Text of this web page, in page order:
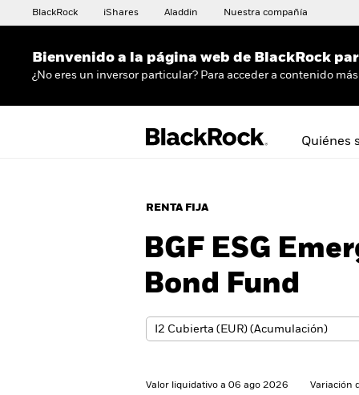
BlackRock iShares Aladdin Nuestra compañía
Bienvenido a la página web de BlackRock
¿No eres un inversor particular? Para acceder a contenido
Quiénes
RENTA FIJA
BGF ESG
Bond Fund
Valor liquidativo a 06 ago 2026 Variación